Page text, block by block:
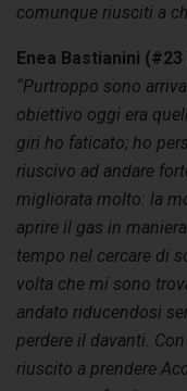
comunque riusciti a
Enea Bastianini
“Purtroppo sono
obiettivo oggi era
giri ho faticato; ho
riuscivo ad andare
migliorata molto: la
aprire il gas in
tempo nel cercare di
volta che mi sono
andato riducendosi
perdere il davanti.
riuscito a prendere